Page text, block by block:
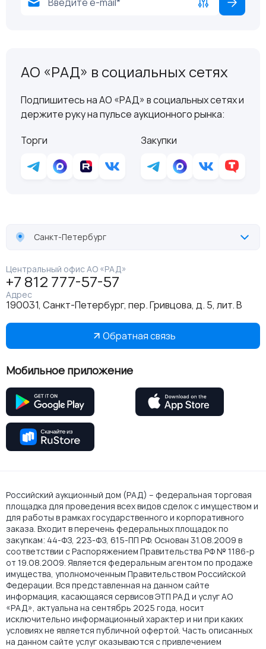
АО «РАД» в социальных сетях
Подпишитесь на АО «РАД» в социальных сетях и
держите руку на пульсе аукционного рынка:
Торги
Закупки
Санкт-Петербург
Центральный офис АО «РАД»
+7 812 777-57-57
Адрес
190031, Санкт-Петербург, пер. Гривцова, д. 5, лит. В
Обратная связь
Мобильное приложение
Российский аукционный дом (РАД) – федеральная торговая
площадка для проведения всех видов сделок с имуществом и
для работы в рамках государственного и корпоративного
заказа. Входит в перечень федеральных площадок по
закупкам: 44-ФЗ, 223-ФЗ, 615-ПП РФ. Основан 31.08.2009 в
соответствии с Распоряжением Правительства РФ № 1186-р
от 19.08.2009. Является федеральным агентом по продаже
имущества, уполномоченным Правительством Российской
Федерации. Вся представленная на данном сайте
информация, касающаяся сервисов ЭТП РАД и услуг АО
«РАД», актуальна на сентябрь 2025 года, носит
исключительно информационный характер и ни при каких
условиях не является публичной офертой. Часть описанных
на данном сайте услуг оказываются с привлечением